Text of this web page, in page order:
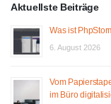
Aktuellste Beiträge
Was ist
6. August 2026
Vom
im Büro